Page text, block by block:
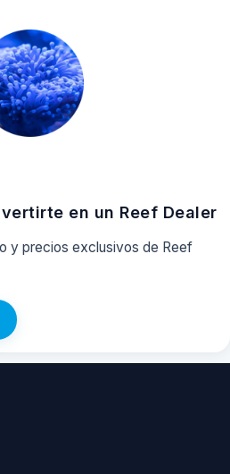
en un Reef Dealer
y precios exclusivos de Reef